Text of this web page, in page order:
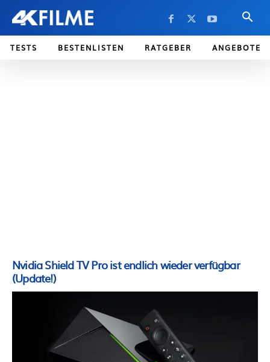
TESTS BESTENLISTEN RATGEBER ANGEBOTE
Nvidia Shield TV Pro ist endlich wieder verfügbar
(Update!)